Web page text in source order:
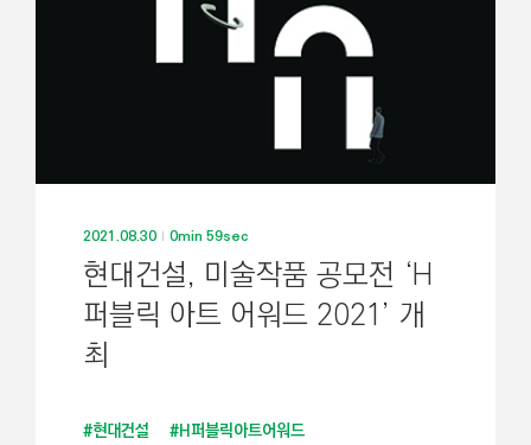
2021.08.30 0min 59sec
현대건설, 미술작품 공모전 ‘H
퍼블릭 아트 어워드 2021’ 개
최
#현대건설
#H퍼블릭아트어워드